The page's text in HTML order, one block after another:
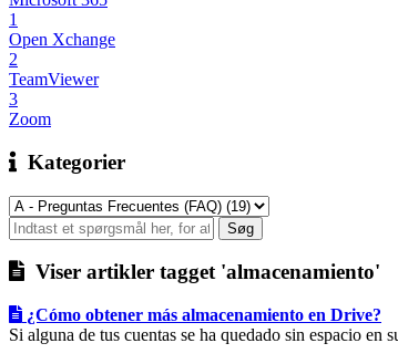
1
Open Xchange
2
TeamViewer
3
Zoom
Kategorier
Viser artikler tagget 'almacenamiento'
¿Cómo obtener más almacenamiento en Drive?
Si alguna de tus cuentas se ha quedado sin espacio en